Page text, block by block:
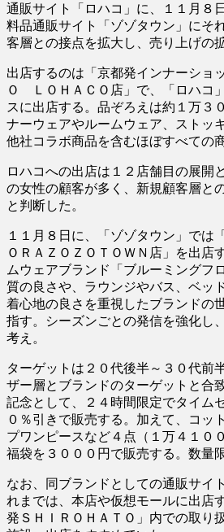
通販サイト「ロハコ」に、１１月８
料品通販サイト「ゾゾタウン」にそ
客層との接点を拡大し、売り上げの
出店するのは「京都発インナーショ
Ｏ ＬＯＨＡＣＯ店」で、「ロハコ
スに出店する。品ぞろえは約１万３
ナーウェアやルームウェア、ストッ
他社コラボ商品を含むほぼすべての
ロハコへの出店は１２店舗目の展開
の女性の顧客が多く、新規顧客層と
と判断した。
１１月８日に、「ゾゾタウン」では
ＯＲＡＺＯＺＯＴＯＷＮ店」を出店
ムウェアブランド「ブルーミングフ
質の良さや、ラウンジやバス、ベッ
着心地の良さを重視したブランドの
指す。シーズンごとの発信を強化し
考え。
ターゲットは２０代後半～３０代前
ザー層とブランドのターゲットと合
記念として、２４時間限定でタイム
０％引きで販売する。加えて、コッ
プワンピースなど４点（１万４１０
福袋を３０００円で販売する。数量
なお、同ブランドとしての通販サイ
れまでは、本店や仮想モールに出店
発ＳＨＩＲＯＨＡＴＯ」内での取り